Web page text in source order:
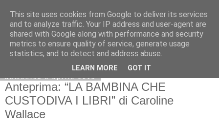
domenica 8 aprile 2018
Anteprima: “LA BAMBINA CHE
CUSTODIVA I LIBRI” di Caroline
Wallace
This site uses cookies from Google to deliver its services
and to analyze traffic. Your IP address and user-agent are
shared with Google along with performance and security
metrics to ensure quality of service, generate usage
statistics, and to detect and address abuse.
LEARN MORE GOT IT